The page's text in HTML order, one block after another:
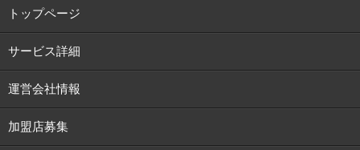
トップページ
サービス詳細
運営会社情報
加盟店募集